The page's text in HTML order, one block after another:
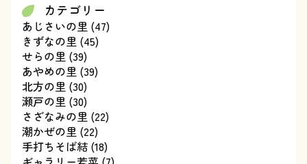
カテゴリー
あじさいの里 (47)
きずなの里 (45)
せらの里 (39)
あやめの里 (39)
北方の里 (30)
瀬戸の里 (30)
さざなみの里 (22)
潮かぜの里 (22)
手打ちそば結 (18)